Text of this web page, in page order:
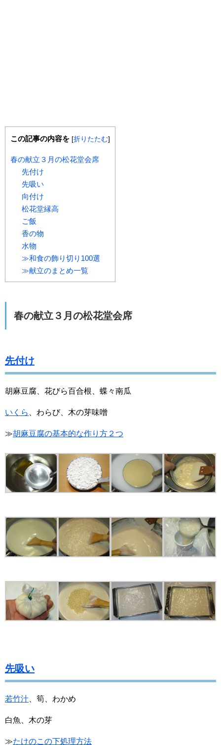
この記事の内容を [折りたたむ]
春の献立３月の松花堂会席
先付け
先吸い
向付け
松花堂縁高
ご飯
香の物
水物
≫和食の飾り切り100選
≫献立のまとめ一覧
春の献立３月の松花堂会席
先付け
胡麻豆腐、花びら百合根、蝶々南瓜
いくら 、わらび、木の芽味噌
≫胡麻豆腐の基本的な作り方２つ
先吸い
若竹汁 、筍、わかめ
白魚、木の芽
≫たけのこの下処理方法